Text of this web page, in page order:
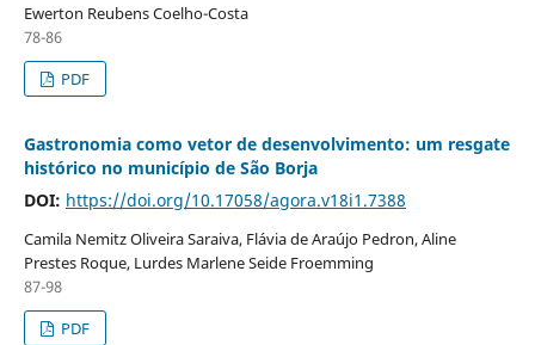
Ewerton Reubens Coelho-Costa
78-86
PDF
Gastronomia como vetor de desenvolvimento: um resgate
histórico no município de São Borja
DOI: https://doi.org/10.17058/agora.v18i1.7388
Camila Nemitz Oliveira Saraiva, Flávia de Araújo Pedron, Aline
Prestes Roque, Lurdes Marlene Seide Froemming
87-98
PDF